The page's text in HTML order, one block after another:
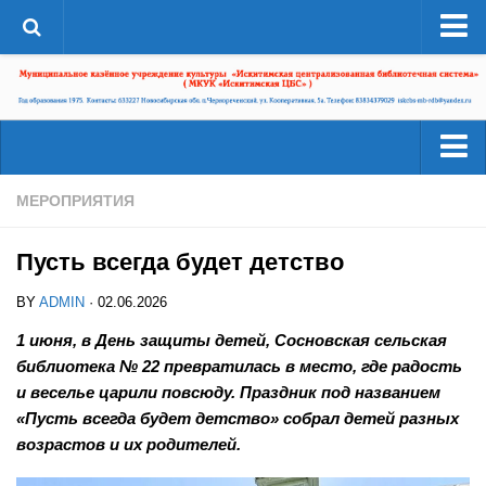
О системе
ЦБС в СМИ
А-Г
Агролесовская сельская библиотека №16
Беловская сельская библиотека №5
Сельская библиотека п. Бердь №29
Читателям
Ресурсы
Наши успехи
Проекты
Конкурсы
МЕРОПРИЯТИЯ
Пусть всегда будет детство
BY ADMIN · 02.06.2026
1 июня, в День защиты детей, Сосновская сельская
библиотека № 22 превратилась в место, где радость
и веселье царили повсюду. Праздник под названием
«Пусть всегда будет детство» собрал детей разных
возрастов и их родителей.